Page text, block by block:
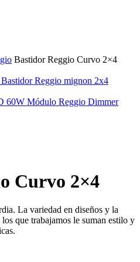
Bastidor Reggio Curvo 2×4
Bastidor Reggio mignon 2x4
Módulo Reggio Dimmer
Curvo 2×4
La variedad en diseños y la
que trabajamos le suman estilo y